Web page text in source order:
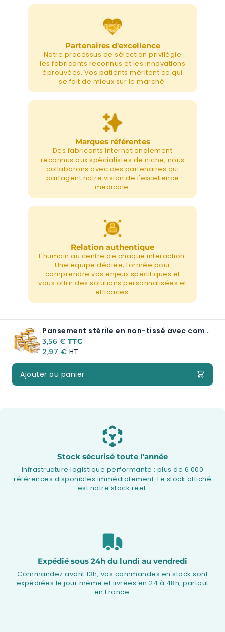
Partenaires d'excellence
Notre processus de sélection privilégie
les fabricants reconnus et les innovations
éprouvées. Vos patients méritent ce qui
se fait de mieux sur le marché.
Marques référentes
Des fabricants internationalement
reconnus aux spécialistes de niche, nous
collaborons avec des partenaires qui
partagent notre vision de l'excellence
médicale.
Relation authentique
L'humain au centre de chaque interaction.
Une équipe dédiée, formée pour
comprendre vos enjeux spécifiques et
vous offrir des solutions personnalisées et
efficaces.
Pansement stérile en non-tissé avec compresse de gaze absorbante centrale EUROPLAIE
A partir de:
3,56 €
2,97 €
Ajouter au panier
Stock sécurisé toute l'année
Infrastructure logistique performante : plus de 6 000
références disponibles immédiatement. Le stock affiché
est notre stock réel.
Expédié sous 24h du lundi au vendredi
Commandez avant 13h, vos commandes en stock sont
expédiées le jour même et livrées en 24 à 48h, partout
en France.